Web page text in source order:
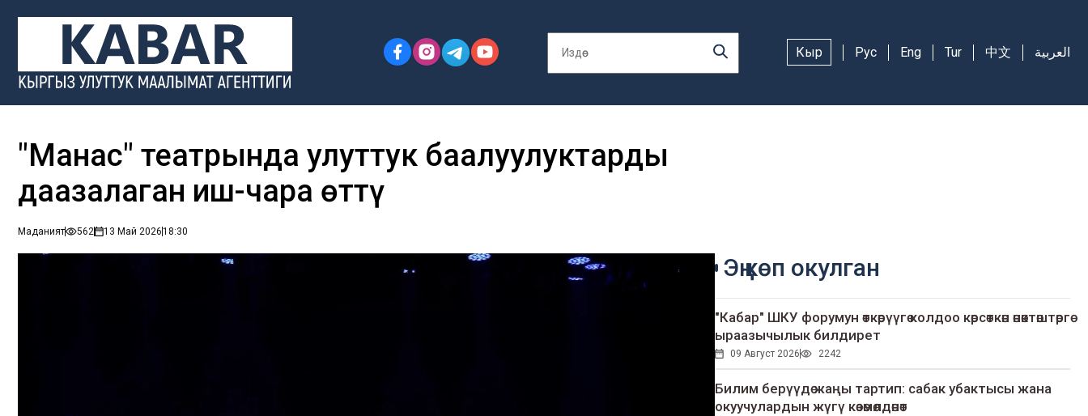
Кыр Рус Eng Tur 中文 العربية
"Манас" театрында улуттук баалуулуктарды
даңазалаган иш-чара өттү
Маданият 562 13 Май 202618:30
Эң көп окулган
"Кабар" ШКУ форумун өткөрүүгө колдоо көрсөткөн өнөктөштөргө
ыраазычылык билдирет
09 Август 2026 2242
Билим берүүдө жаңы тартип: сабак убактысы жана
окуучулардын жүгү көзөмөлдөнөт